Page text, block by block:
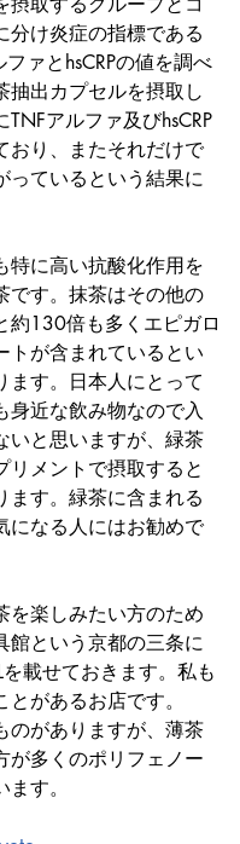
分け炎症の指標である
ァとhsCRPの値を調べ
抽出カプセルを摂取し
アルファ及びhsCRP
おり、またそれだけで
っているという結果に
に高い抗酸化作用を
です。抹茶はその他の
約130倍も多くエピガロ
トが含まれているとい
ます。日本人にとって
身近な飲み物なので入
いと思いますが、緑茶
リメントで摂取すると
ます。緑茶に含まれる
になる人にはお勧めで
楽しみたい方のため
館という京都の三条に
を載せておきます。私も
があるお店です。
のがありますが、薄茶
が多くのポリフェノー
す。